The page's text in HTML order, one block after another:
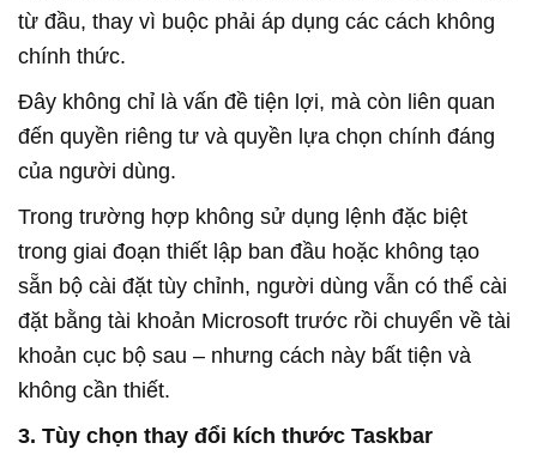
từ đầu, thay vì buộc phải áp dụng các cách không
chính thức.
Đây không chỉ là vấn đề tiện lợi, mà còn liên quan
đến quyền riêng tư và quyền lựa chọn chính đáng
của người dùng.
Trong trường hợp không sử dụng lệnh đặc biệt
trong giai đoạn thiết lập ban đầu hoặc không tạo
sẵn bộ cài đặt tùy chỉnh, người dùng vẫn có thể cài
đặt bằng tài khoản Microsoft trước rồi chuyển về tài
khoản cục bộ sau – nhưng cách này bất tiện và
không cần thiết.
3. Tùy chọn thay đổi kích thước Taskbar